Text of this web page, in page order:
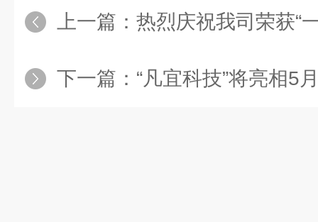
上一篇： 热烈庆祝我司荣获“一种膜片
下一篇： “凡宜科技”将亮相5